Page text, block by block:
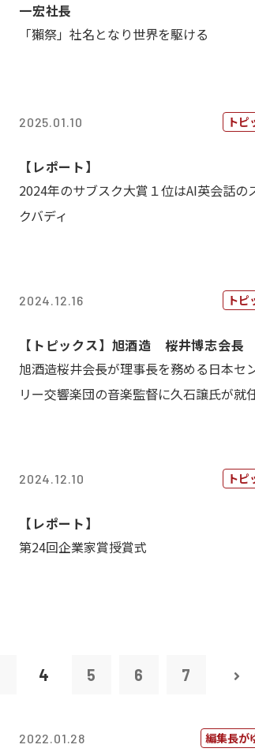
一宏社長
「獺祭」社名となり世界を駆ける
2025.01.10 トピ
【レポート】
2024年のサブスク大賞１位はAI英会話の
クバディ
2024.12.16 トピ
【トピックス】旭酒造 桜井博志会長
旭酒造桜井会長が理事長を務める日本セ
リー交響楽団の音楽監督に久石譲氏が就
2024.12.10 トピ
【レポート】
第24回企業家賞授賞式
4 5 6 7
2022.01.28 編集長が